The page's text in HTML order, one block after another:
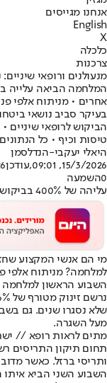
אנחנו מגייסים
English
X
כלכלה
צרכנות
מנעולנים ורופאי
המלחמה הביאה עלייה
אחרים • מניתוח אלפי
בעיקר סביב נושאי
הביקוש לרופאי שיניים
טיסות וכיף • כל
היאלי יעקבי-הנדלסמן
15/3/2026, 09:01
,עודכן
0השמעה
עליהה של 400% בביקוש. מנעולנים. צילום: צילום אילוסטרציה: רוני שיצר
מי הם אנשי המקצוע
למלחמה? מניתוח אלפי
השבוע הראשון למלחמה
מעל השגרה.
מתים לראות רופא //
ותריסי ברזל. כאשר
השבוע השני הביא